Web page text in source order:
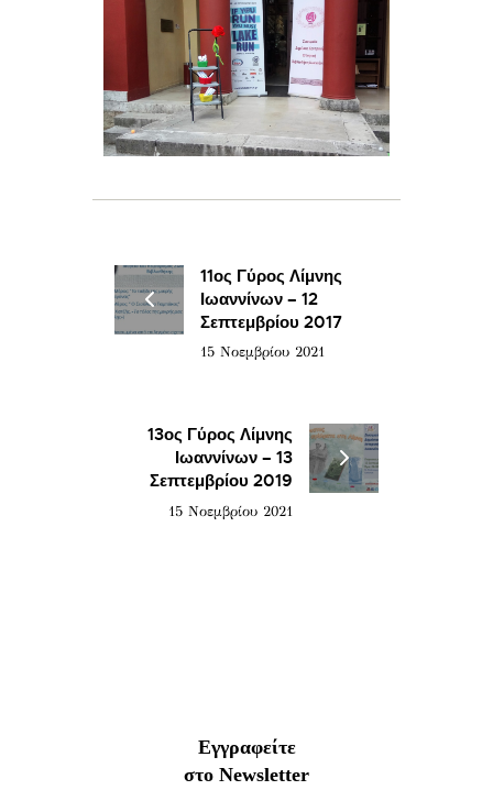
11ος Γύρος Λίμνης
Ιωαννίνων – 12
Σεπτεμβρίου 2017
15 Νοεμβρίου 2021
13ος Γύρος Λίμνης
Ιωαννίνων – 13
Σεπτεμβρίου 2019
15 Νοεμβρίου 2021
Εγγραφείτε
στο Newsletter